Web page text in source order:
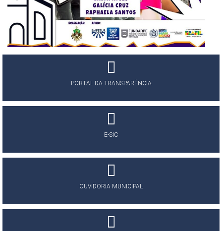
PORTAL DA TRANSPARÊNCIA
E-SIC
OUVIDORIA MUNICIPAL